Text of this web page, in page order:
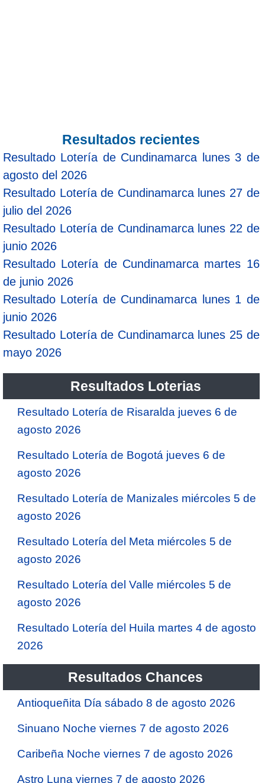
Resultados recientes
Resultado Lotería de Cundinamarca lunes 3 de
agosto del 2026
Resultado Lotería de Cundinamarca lunes 27 de
julio del 2026
Resultado Lotería de Cundinamarca lunes 22 de
junio 2026
Resultado Lotería de Cundinamarca martes 16
de junio 2026
Resultado Lotería de Cundinamarca lunes 1 de
junio 2026
Resultado Lotería de Cundinamarca lunes 25 de
mayo 2026
Resultados Loterias
Resultado Lotería de Risaralda jueves 6 de
agosto 2026
Resultado Lotería de Bogotá jueves 6 de
agosto 2026
Resultado Lotería de Manizales miércoles 5 de
agosto 2026
Resultado Lotería del Meta miércoles 5 de
agosto 2026
Resultado Lotería del Valle miércoles 5 de
agosto 2026
Resultado Lotería del Huila martes 4 de agosto
2026
Resultados Chances
Antioqueñita Día sábado 8 de agosto 2026
Sinuano Noche viernes 7 de agosto 2026
Caribeña Noche viernes 7 de agosto 2026
Astro Luna viernes 7 de agosto 2026